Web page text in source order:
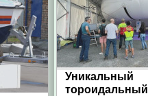
Уникальный
тороидальный